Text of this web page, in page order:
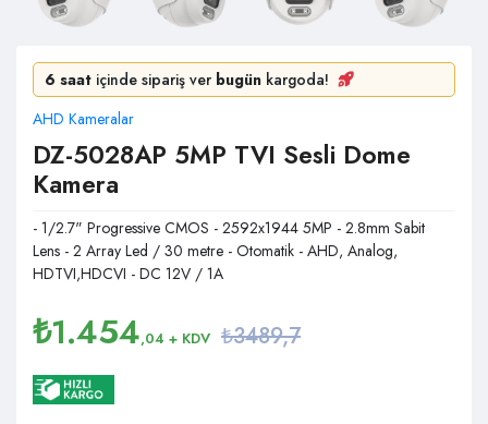
6 saat içinde sipariş ver bugün kargoda!
AHD Kameralar
DZ-5028AP 5MP TVI Sesli Dome
Kamera
- 1/2.7" Progressive CMOS - 2592x1944 5MP - 2.8mm Sabit
Lens - 2 Array Led / 30 metre - Otomatik - AHD, Analog,
HDTVI,HDCVI - DC 12V / 1A​
₺1.454,04 + KDV ₺3489,7